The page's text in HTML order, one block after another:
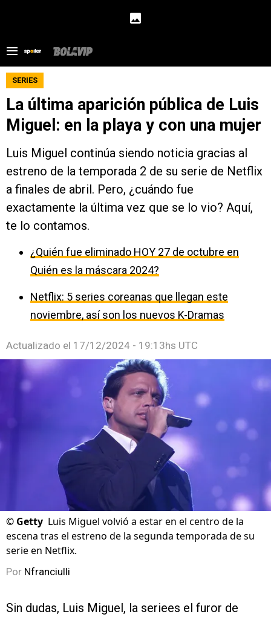
SERIES
La última aparición pública de Luis
Miguel: en la playa y con una mujer
Luis Miguel continúa siendo noticia gracias al
estreno de la temporada 2 de su serie de Netflix
a finales de abril. Pero, ¿cuándo fue
exactamente la última vez que se lo vio? Aquí,
te lo contamos.
¿Quién fue eliminado HOY 27 de octubre en
Quién es la máscara 2024?
Netflix: 5 series coreanas que llegan este
noviembre, así son los nuevos K-Dramas
Actualizado el 17/12/2024 - 19:13hs UTC
© Getty Luis Miguel volvió a estar en el centro de la
escena tras el estreno de la segunda temporada de su
serie en Netflix.
Por Nfranciulli
Sin dudas, Luis Miguel, la seriees el furor de